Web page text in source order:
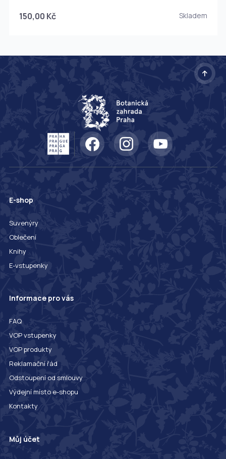
150,00 Kč Skladem
E-shop
Suvenýry
Oblečení
Knihy
E-vstupenky
Informace pro vás
FAQ
VOP vstupenky
VOP produkty
Reklamační řád
Odstoupení od smlouvy
Výdejní místo e-shopu
Kontakty
Můj účet